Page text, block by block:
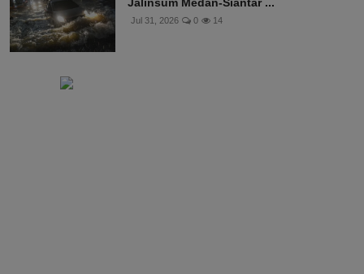
Jalinsum Medan-Siantar ...
Jul 31, 2026 0 14